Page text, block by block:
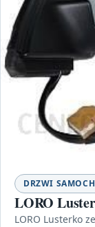
DRZWI
LORO
LORO Lusterko